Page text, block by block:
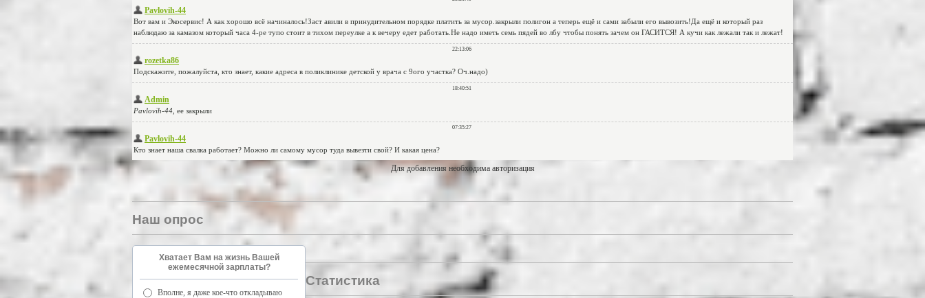
Для добавления необходима авторизация
Наш опрос
Хватает Вам на жизнь Вашей
ежемесячной зарплаты?
Вполне, я даже кое-что откладываю
Статистика